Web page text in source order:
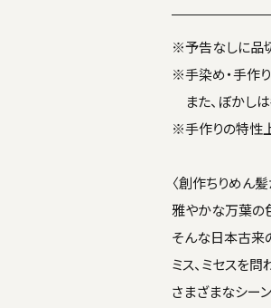
※予告なしに品
※手染め・手作
また、ぼかし
※手作りの特性
〈創作ちりめん髪
雅やかな万葉の
そんな日本古来
ミス、ミセスを
さまざまなシー